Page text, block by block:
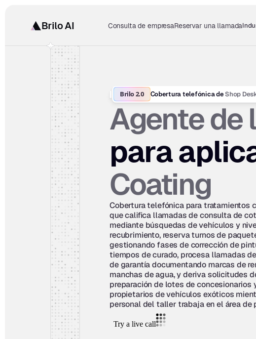
Brilo AI Consulta de empresaReservar una llamada
Brilo 2.0 Cobertura telefónica de Shop
Agente de
para
Coating
Cobertura telefónica para tratamientos
que califica llamadas de consulta de
mediante búsquedas de vehículos y
recubrimiento, reserva turnos de
gestionando fases de corrección de
tiempos de curado, procesa llamadas
de garantía documentando marcas de
manchas de agua, y deriva solicitudes
preparación de lotes de concesionarios
propietarios de vehículos exóticos
personal del taller trabaja en el área de